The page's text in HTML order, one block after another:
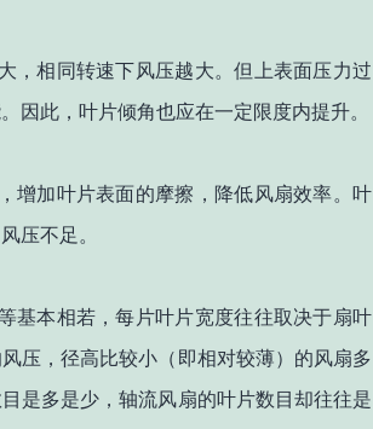
，相同转速下风压越大。但上表面压力过
因此，叶片倾角也应在一定限度内提升。
增加叶片表面的摩擦，降低风扇效率。叶
压不足。
基本相若，每片叶片宽度往往取决于扇叶
压，径高比较小（即相对较薄）的风扇多
是多是少，轴流风扇的叶片数目却往往是